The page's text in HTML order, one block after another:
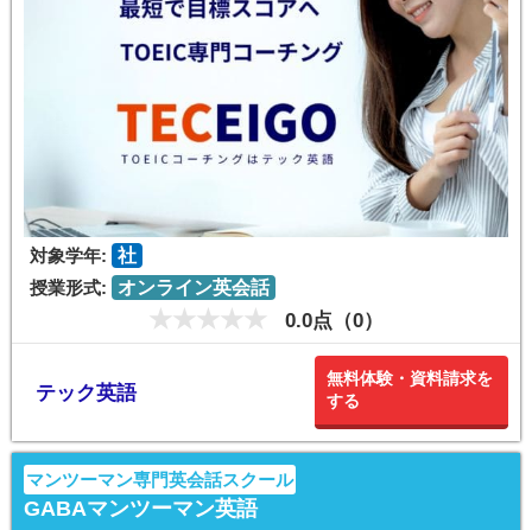
対象学年: 社
授業形式:
オンライン英会話
0.0点（0）
テック英語
無料体験・資料請求を
する
マンツーマン専門英会話スクール
GABAマンツーマン英語